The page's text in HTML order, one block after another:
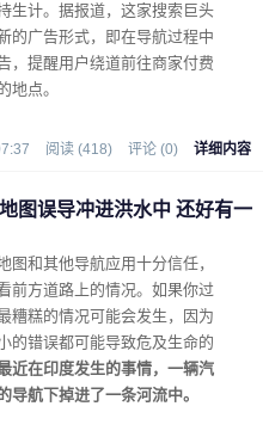
生计。据报道，这家搜索巨头
的广告形式，即在导航过程中
，提醒用户绕道前往商家付费
地点。
阅读 (418) 评论 (0) 详细内容
图误导冲进洪水中 还好有一
图和其他导航应用十分信任，
前方道路上的情况。如果你过
糟糕的情况可能会发生，因为
的错误都可能导致危及生命的
近在印度发生的事情，一辆汽
导航下掉进了一条河流中。